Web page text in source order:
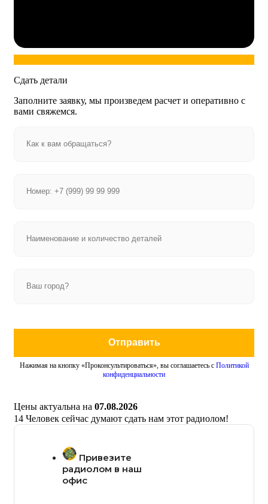
Сдать детали
Заполните заявку, мы произведем расчет и оперативно с
вами свяжемся.
Отправить
Нажимая на кнопку «Проконсультироваться», вы соглашаетесь с Политикой
конфиденциальности
Цены актуальна на 07.08.2026
14 Человек сейчас думают сдать нам этот радиолом!
Привезите
радиолом в наш
офис